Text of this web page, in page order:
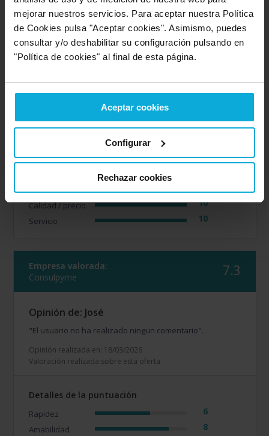
mejorar nuestros servicios. Para aceptar nuestra Política
de Cookies pulsa "Aceptar cookies". Asimismo, puedes
consultar y/o deshabilitar su configuración pulsando en
"Política de cookies" al final de esta página.
Aceptar cookies
Configurar
Rechazar cookies
OZONIA Consultores
Opinión de: Anónimo
¿Qué te ha gustado más? El nivel de confianza que
información. Destacar la labor de Antonio Heredia que
aporta una buena capacidad de comunicación y cercanía
Opinión realizada en: 18/03/2026
Detalles de la puntuación
Amabilidad
Calidad / precio 10
Servicio 10
Empresa valorada:
Consulpyme
7.3
Opinión de: José
"El usuario no ha realizado ningun comentario".
Opinión realizada en: 18/03/2026
Valoración realizada sobre esta oferta
Detalles de la puntuación
Rapidez 6
Amabilidad 8